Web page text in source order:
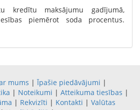
kredītu maksājumu gadījumā,
piemērot soda procentus.
mums | Īpašie piedāvājumi |
| Noteikumi | Atteikuma tiesības |
| Rekvizīti | Kontakti | Valūtas